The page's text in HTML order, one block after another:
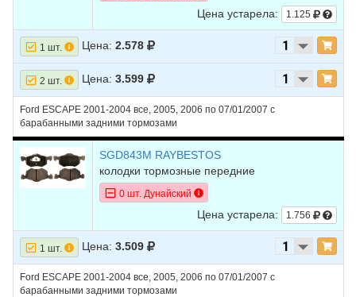
Цена устарела: 1.125
1 шт. Цена: 2.578
2 шт. Цена: 3.599
Ford ESCAPE 2001-2004 все, 2005, 2006 по 07/01/2007 с
барабанными задними тормозами
SGD843M RAYBESTOS
колодки тормозные передние
0 шт. Дунайский
Цена устарела: 1.756
1 шт. Цена: 3.509
Ford ESCAPE 2001-2004 все, 2005, 2006 по 07/01/2007 с
барабанными задними тормозами